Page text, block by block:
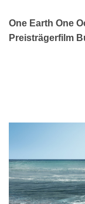
One Earth One
Preisträgerfilm